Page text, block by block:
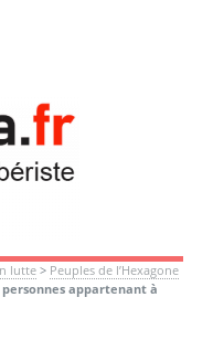
lutte> Peuples de l’Hexagone
personnes appartenant à